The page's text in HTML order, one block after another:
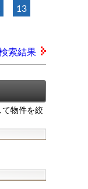
13
索結果
物件を絞